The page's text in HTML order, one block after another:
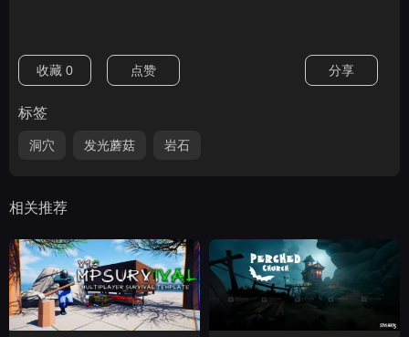
收藏 0 点赞 分享
标签
洞穴 发光蘑菇 岩石
相关推荐